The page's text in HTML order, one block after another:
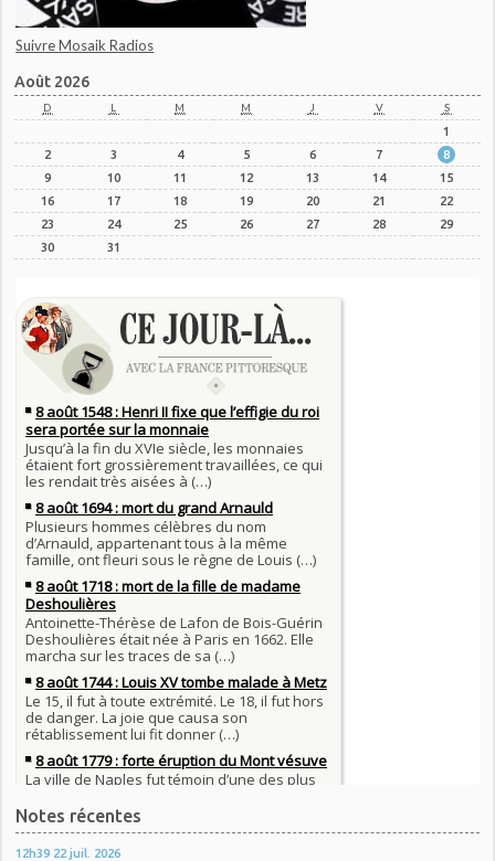
Suivre Mosaik Radios
Août 2026
D L M M J V S
1
2
3 4 5 6 7
8
9
10 11 12 13 14
15
16
17 18 19 20 21
22
23
24 25 26 27 28
29
30
31
Notes récentes
12h39 22 juil. 2026